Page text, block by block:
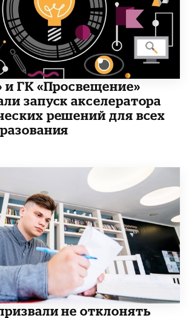
и ГК «Просвещение»
запуск акселератора
решений для всех
не отклонять